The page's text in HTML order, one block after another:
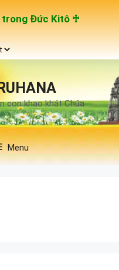
trong Đức Kitô ♰
con khao khát Chúa
Menu